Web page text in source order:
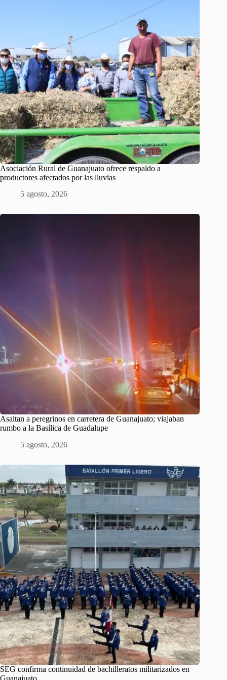
Asociación Rural de Guanajuato ofrece respaldo a
productores afectados por las lluvias
5 agosto, 2026
Asaltan a peregrinos en carretera de Guanajuato; viajaban
rumbo a la Basílica de Guadalupe
5 agosto, 2026
SEG confirma continuidad de bachilleratos militarizados en
Guanajuato